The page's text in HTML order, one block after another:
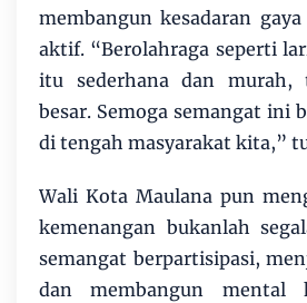
membangun kesadaran
aktif. “Berolahraga seperti
itu sederhana dan murah,
besar. Semoga semangat ini
di tengah masyarakat kita,”
Wali Kota Maulana pun
kemenangan bukanlah
semangat berpartisipasi,
dan membangun mental